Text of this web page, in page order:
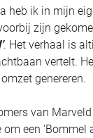
heb ik in mijn
zijn
. Het verhaal is
vertelt.
genereren.
van
een